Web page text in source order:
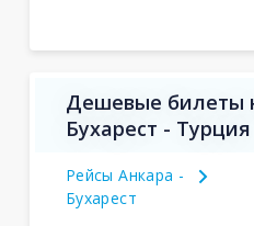
Дешевые билеты
Бухарест - Турция
Рейсы Анкара -
Бухарест